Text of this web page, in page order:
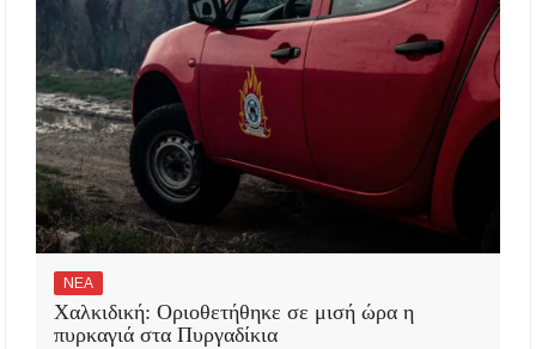
ΝΕΑ
Χαλκιδική: Οριοθετήθηκε σε μισή ώρα η
πυρκαγιά στα Πυργαδίκια